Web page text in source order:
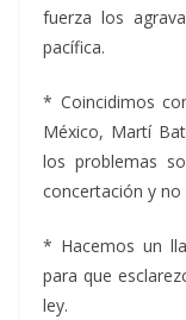
fuerza los
pacífica.
* Coincidimos
México, Martí
los problemas
concertación y no
* Hacemos un
para que
ley.